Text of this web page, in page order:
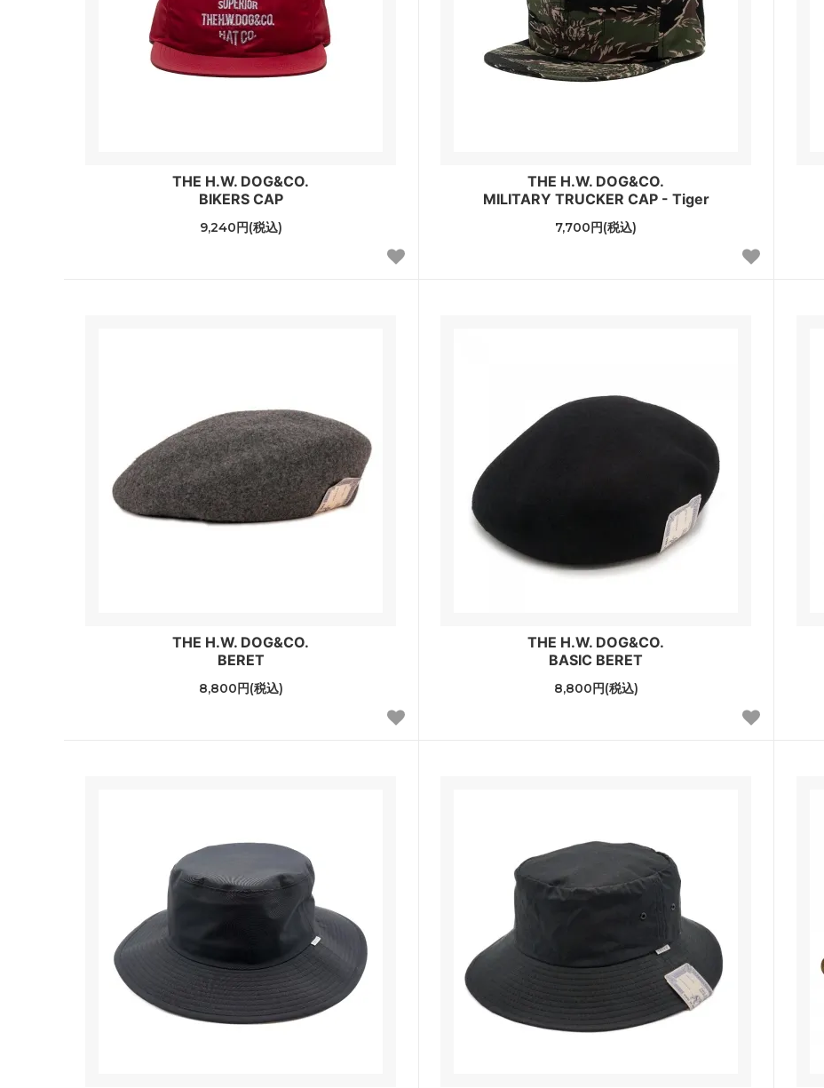
THE H.W. DOG&CO.
BIKERS CAP
9,240円(税込)
THE H.W. DOG&CO.
MILITARY TRUCKER CAP - Tiger
7,700円(税込)
THE H.W. DOG&CO.
BERET
8,800円(税込)
THE H.W. DOG&CO.
BASIC BERET
8,800円(税込)